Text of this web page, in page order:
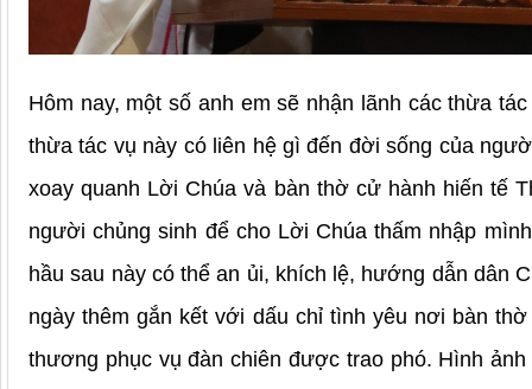
Hôm nay, một số anh em sẽ nhận lãnh các thừa
thừa tác vụ này có liên hệ gì đến đời sống của
xoay quanh Lời Chúa và bàn thờ cử hành hiến tế
người chủng sinh để cho Lời Chúa thấm nhập
hầu sau này có thể an ủi, khích lệ, hướng dẫn dân
ngày thêm gắn kết với dấu chỉ tình yêu nơi bàn
thương phục vụ đàn chiên được trao phó. Hình